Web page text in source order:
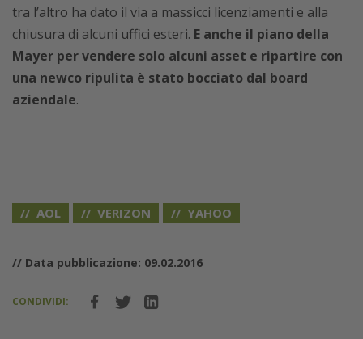
tra l’altro ha dato il via a massicci licenziamenti e alla
chiusura di alcuni uffici esteri. E anche il piano della
Mayer per vendere solo alcuni asset e ripartire con
una newco ripulita è stato bocciato dal board
aziendale.
AOL VERIZON YAHOO
// Data pubblicazione: 09.02.2016
CONDIVIDI: